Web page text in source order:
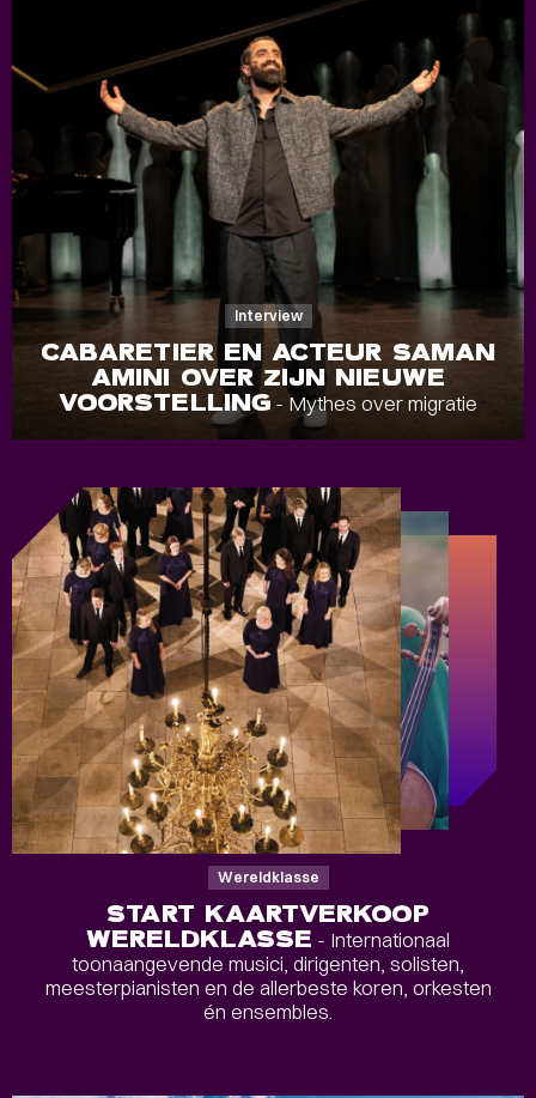
Interview
CABARETIER EN ACTEUR SAMAN
AMINI OVER ZIJN NIEUWE
VOORSTELLING- Mythes over migratie
Wereldklasse
START KAARTVERKOOP
WERELDKLASSE - Internationaal
toonaangevende musici, dirigenten, solisten,
meesterpianisten en de allerbeste koren, orkesten
én ensembles.